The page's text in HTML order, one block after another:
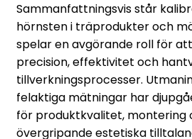
Sammanfattningsvis står
hörnsten i träprodukter och
spelar en avgörande roll för
precision, effektivitet och
tillverkningsprocesser.
felaktiga mätningar har
för produktkvalitet,
övergripande estetiska